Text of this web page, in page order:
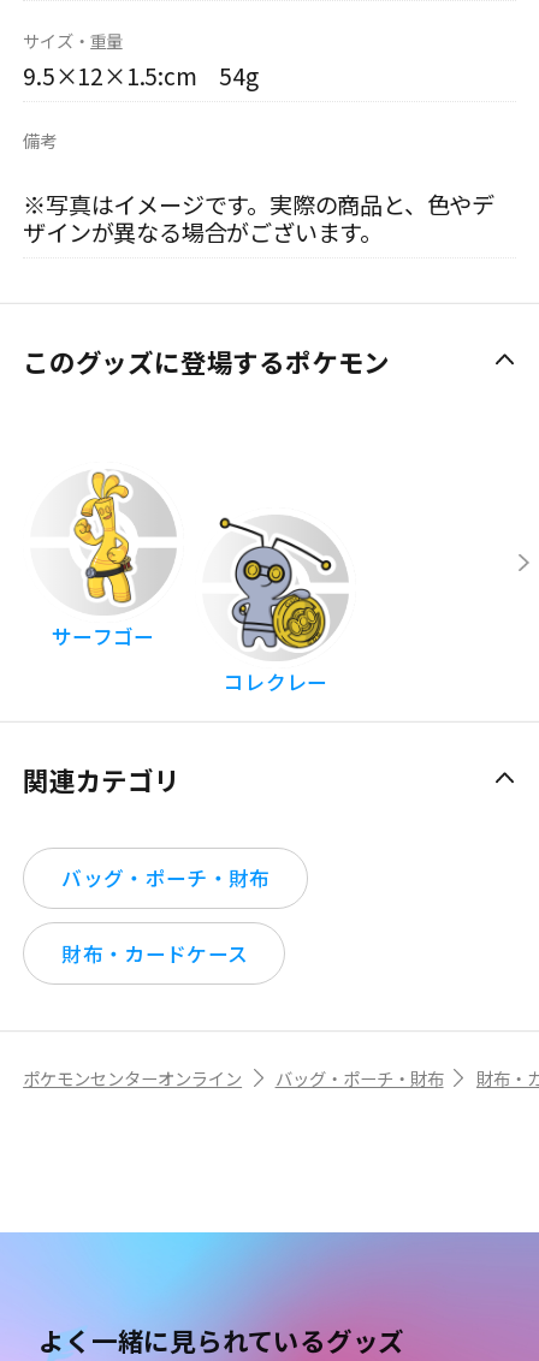
サイズ・重量
9.5×12×1.5:cm 54g
備考
※写真はイメージです。実際の商品と、色やデ
ザインが異なる場合がございます。
このグッズに登場するポケモン
サーフゴー
コレクレー
関連カテゴリ
バッグ・ポーチ・財布
財布・カードケース
ポケモンセンターオンライン バッグ・ポーチ・財布 財布・
よく一緒に見られているグッズ